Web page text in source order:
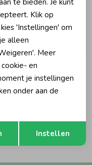
-50% korting
Hilfiger
Star Flag Dark Night Navy
34,90
Opslaan
Klik op
'Instellingen' om
alleen
Meer
en
je instellingen
onder aan de
Instellen